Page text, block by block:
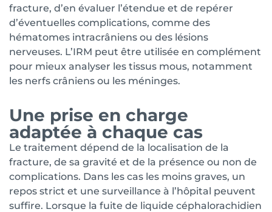
fracture, d’en évaluer l’étendue et de repérer
d’éventuelles complications, comme des
hématomes intracrâniens ou des lésions
nerveuses. L’IRM peut être utilisée en complément
pour mieux analyser les tissus mous, notamment
les nerfs crâniens ou les méninges.
Une prise en charge
adaptée à chaque cas
Le traitement dépend de la localisation de la
fracture, de sa gravité et de la présence ou non de
complications. Dans les cas les moins graves, un
repos strict et une surveillance à l’hôpital peuvent
suffire. Lorsque la fuite de liquide céphalorachidien